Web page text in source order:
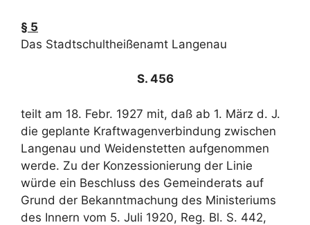
§ 5
Das Stadtschultheißenamt Langenau
S. 456
teilt am 18. Febr. 1927 mit, daß ab 1. März d. J.
die geplante Kraftwagenverbindung zwischen
Langenau und Weidenstetten aufgenommen
werde. Zu der Konzessionierung der Linie
würde ein Beschluss des Gemeinderats auf
Grund der Bekanntmachung des Ministeriums
des Innern vom 5. Juli 1920, Reg. Bl. S. 442,